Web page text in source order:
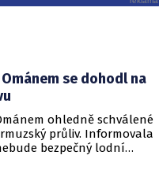
se dohodl na
ohledně schválené
průliv. Informovala
bezpečný lodní